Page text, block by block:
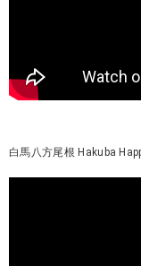
白馬八方尾根 Hakuba